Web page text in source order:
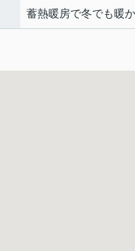
蓄熱暖房で冬でも暖